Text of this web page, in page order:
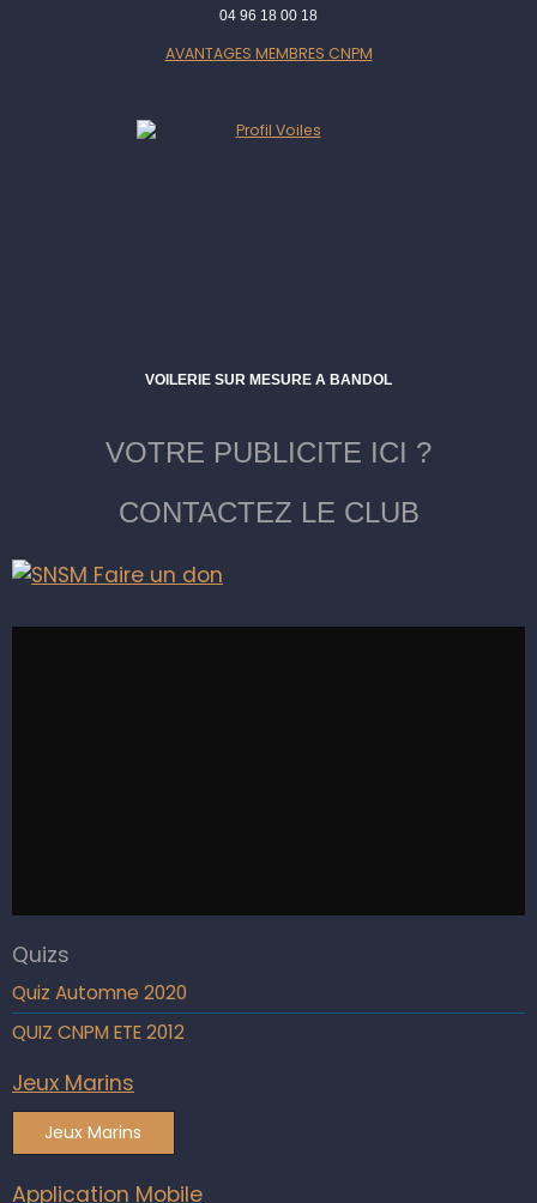
04 96 18 00 18
AVANTAGES MEMBRES CNPM
VOILERIE SUR MESURE A BANDOL
VOTRE PUBLICITE ICI ?
CONTACTEZ LE CLUB
Quizs
Quiz Automne 2020
QUIZ CNPM ETE 2012
Jeux Marins
Jeux Marins
Application Mobile